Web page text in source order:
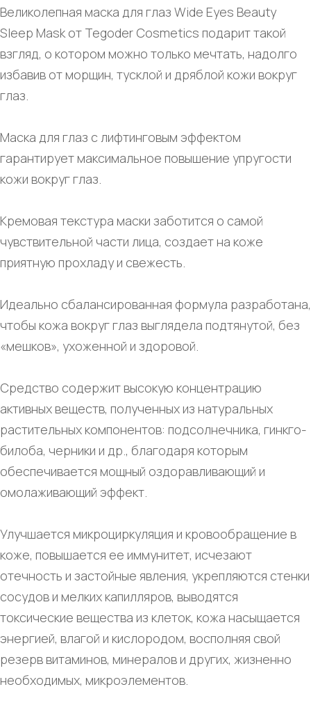
Великолепная маска для глаз Wide Eyes Beauty
Sleep Mask от Tegoder Cosmetics подарит такой
взгляд, о котором можно только мечтать, надолго
избавив от морщин, тусклой и дряблой кожи вокруг
глаз.
Маска для глаз с лифтинговым эффектом
гарантирует максимальное повышение упругости
кожи вокруг глаз.
Кремовая текстура маски заботится о самой
чувствительной части лица, создает на коже
приятную прохладу и свежесть.
Идеально сбалансированная формула разработана,
чтобы кожа вокруг глаз выглядела подтянутой, без
«мешков», ухоженной и здоровой.
Средство содержит высокую концентрацию
активных веществ, полученных из натуральных
растительных компонентов: подсолнечника, гинкго-
билоба, черники и др., благодаря которым
обеспечивается мощный оздоравливающий и
омолаживающий эффект.
Улучшается микроциркуляция и кровообращение в
коже, повышается ее иммунитет, исчезают
отечность и застойные явления, укрепляются стенки
сосудов и мелких капилляров, выводятся
токсические вещества из клеток, кожа насыщается
энергией, влагой и кислородом, восполняя свой
резерв витаминов, минералов и других, жизненно
необходимых, микроэлементов.